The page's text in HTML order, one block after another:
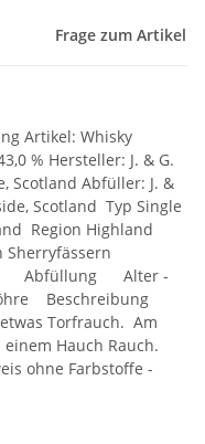
Frage zum Artikel
Artikel: Whisky
% Hersteller: J. & G.
Scotland Abfüller: J. &
Scotland Typ Single
Region Highland
% Abfüllung Alter -
Beschreibung
Torfrauch. Am
Hauch Rauch.
ohne Farbstoffe -